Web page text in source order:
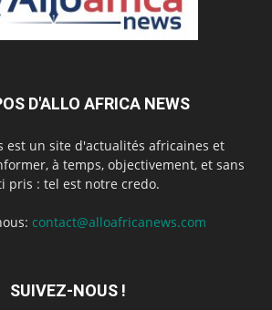
D'ALLO AFRICA NEWS
est un site d'actualités africaines et
à temps, objectivement, et sans
pris : tel est notre credo.
contact@alloafricanews.com
SUIVEZ-NOUS !